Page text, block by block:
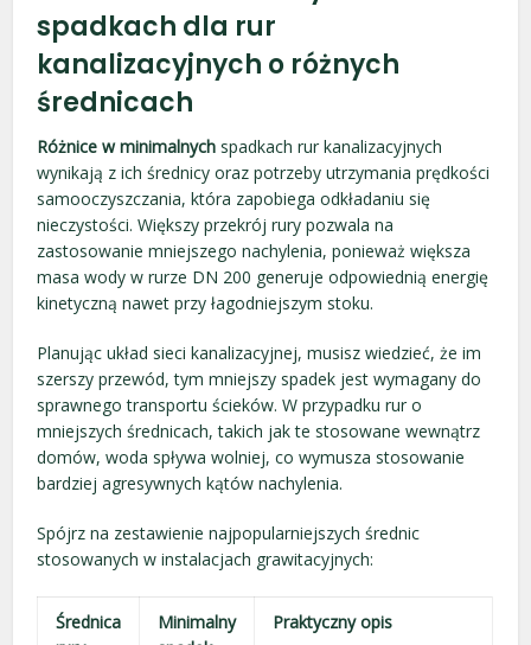
spadkach dla rur
kanalizacyjnych o różnych
średnicach
Różnice w minimalnych spadkach rur kanalizacyjnych
wynikają z ich średnicy oraz potrzeby utrzymania prędkości
samooczyszczania, która zapobiega odkładaniu się
nieczystości. Większy przekrój rury pozwala na
zastosowanie mniejszego nachylenia, ponieważ większa
masa wody w rurze DN 200 generuje odpowiednią energię
kinetyczną nawet przy łagodniejszym stoku.
Planując układ sieci kanalizacyjnej, musisz wiedzieć, że im
szerszy przewód, tym mniejszy spadek jest wymagany do
sprawnego transportu ścieków. W przypadku rur o
mniejszych średnicach, takich jak te stosowane wewnątrz
domów, woda spływa wolniej, co wymusza stosowanie
bardziej agresywnych kątów nachylenia.
Spójrz na zestawienie najpopularniejszych średnic
stosowanych w instalacjach grawitacyjnych:
Średnica
Minimalny
Praktyczny opis